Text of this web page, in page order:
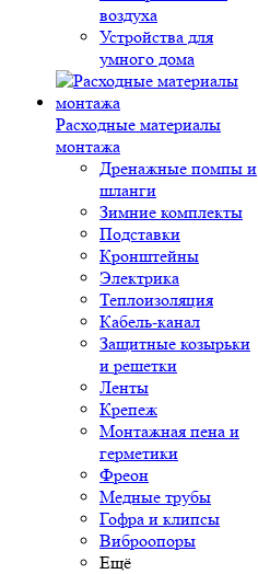
воздуха
Устройства для
умного дома
Расходные материалы
монтажа
Дренажные помпы и
шланги
Зимние комплекты
Подставки
Кронштейны
Электрика
Теплоизоляция
Кабель-канал
Защитные козырьки
и решетки
Ленты
Крепеж
Монтажная пена и
герметики
Фреон
Медные трубы
Гофра и клипсы
Виброопоры
Ещё